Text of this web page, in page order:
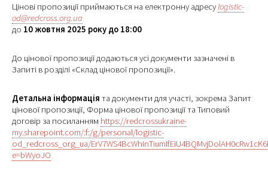
Цінові пропозиції приймаються на електронну адресуlogistic-
od@redcross.org.ua
до 10 жовтня 2025 року до 18:00
До цінової пропозиції додаються усі документи зазначені в
Запиті в розділі «Склад цінової пропозиції».
Детальна інформація та документи для участі, зокрема Запит
цінової пропозиції, Форма цінової пропозиції та Типовий
договір за посиланням https://redcrossukraine-
my.sharepoint.com/:f:/g/personal/logistic-
od_redcross_org_ua/
e=bWyoJO